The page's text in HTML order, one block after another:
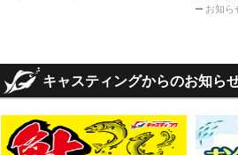
お知ら
キャスティングからのお知ら